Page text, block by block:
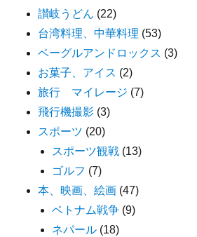
讃岐うどん (22)
台湾料理、中華料理 (53)
ベーグルアンドロックス (3)
お菓子、アイス (2)
旅行 マイレージ (7)
飛行機撮影 (3)
スポーツ (20)
スポーツ観戦 (13)
ゴルフ (7)
本、映画、絵画 (47)
ベトナム戦争 (9)
ネパール (18)